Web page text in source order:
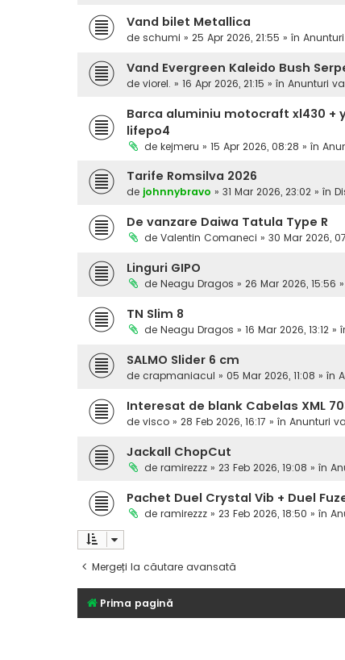
Vand bilet Metallica
de schumi » 25 Apr 2026, 21:55 » în
Vand Evergreen Kaleido Bush
de viorel. » 16 Apr 2026, 21:15 » în Anunturi
Barca aluminiu motocraft xl430 +
lifepo4
de kejmeru » 15 Apr 2026, 08:28 » în
Tarife Romsilva 2026
de johnnybravo » 31 Mar 2026, 23:02 » în
De vanzare Daiwa Tatula Type R
de Valentin Comaneci » 30 Mar 2026,
Linguri GIPO
de Neagu Dragos » 26 Mar 2026, 15:56
TN Slim 8
de Neagu Dragos » 16 Mar 2026, 13:12 »
SALMO Slider 6 cm
de crapmaniacul » 05 Mar 2026, 11:08 » în
Interesat de blank Cabelas XML
de visco » 28 Feb 2026, 16:17 » în Anunturi
Jackall ChopCut
de ramirezzz » 23 Feb 2026, 19:08 » în
Pachet Duel Crystal Vib + Duel
de ramirezzz » 23 Feb 2026, 18:50 » în
Mergeți la căutare avansată
Prima pagină